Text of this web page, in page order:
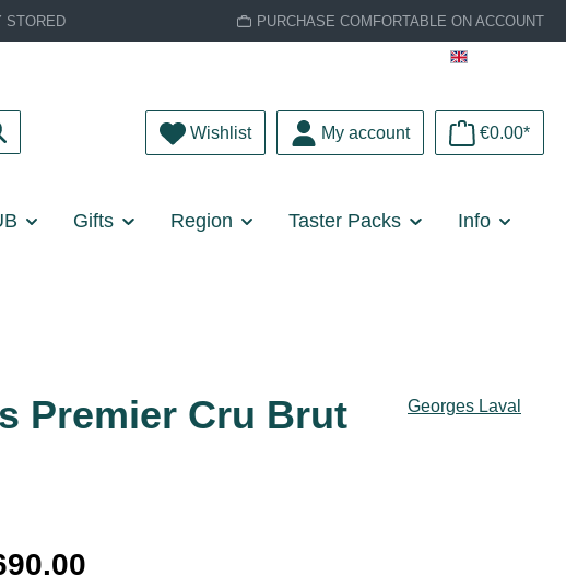
STORED PURCHASE COMFORTABLE ON ACCOUNT
WishlistYou have 0 wishlist items
My account €0.00*
Gifts Region Taster Packs Info
Premier Cru Brut
Georges Laval
price: